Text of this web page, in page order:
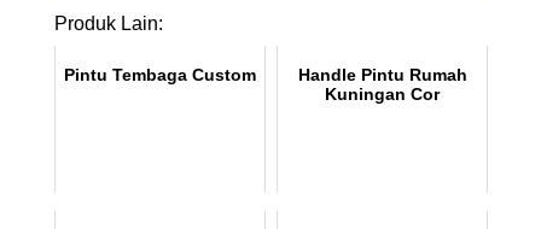
Produk Lain:
Pintu Tembaga Custom
Handle Pintu Rumah
Kuningan Cor